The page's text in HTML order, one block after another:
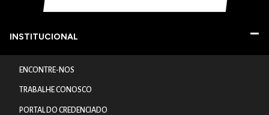
INSTITUCIONAL
ENCONTRE-NOS
TRABALHE CONOSCO
PORTAL DO CREDENCIADO